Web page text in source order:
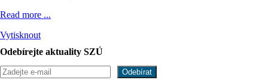
Read more ...
Vytisknout
Odebírejte aktuality SZÚ